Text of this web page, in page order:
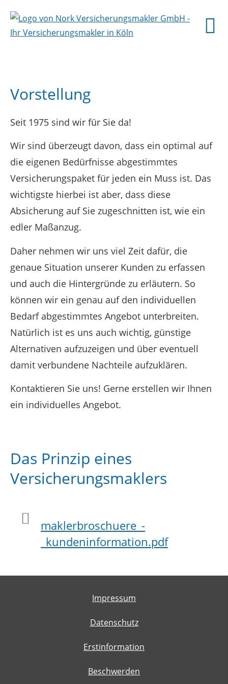
Vorstellung
Seit 1975 sind wir für Sie da!
Wir sind überzeugt davon, dass ein optimal auf
die eigenen Bedürfnisse abgestimmtes
Versicherungspaket für jeden ein Muss ist. Das
wichtigste hierbei ist aber, dass diese
Absicherung auf Sie zugeschnitten ist, wie ein
edler Maßanzug.
Daher nehmen wir uns viel Zeit dafür, die
genaue Situation unserer Kunden zu erfassen
und auch die Hintergründe zu erläutern. So
können wir ein genau auf den individuellen
Bedarf abgestimmtes Angebot unterbreiten.
Natürlich ist es uns auch wichtig, günstige
Alternativen aufzuzeigen und über eventuell
damit verbundene Nachteile aufzuklären.
Kontaktieren Sie uns! Gerne erstellen wir Ihnen
ein individuelles Angebot.
Das Prinzip eines
Versicherungsmaklers
maklerbroschuere_-
_kundeninformation.pdf
Impressum
Datenschutz
Erstinformation
Beschwerden